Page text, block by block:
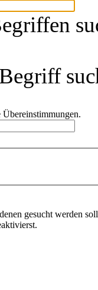
gesucht werden